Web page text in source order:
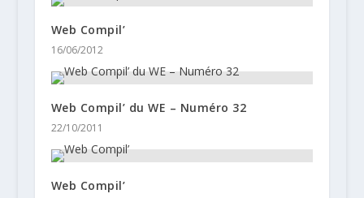
Web Compil’
16/06/2012
Web Compil’ du WE – Numéro 32
22/10/2011
Web Compil’